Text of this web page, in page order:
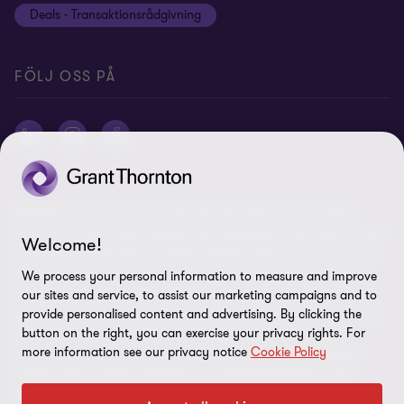
Grant Thornton International Ltd
Deals - Transaktionsrådgivning
FÖLJ OSS PÅ
Grant Thornton avses antingen det varumärke under vilket Grant
Thorntons medlemsföretag tillhandahåller tjänster inom revision,
ekonomi, skatt och rådgivning till sina kunder, eller ett eller flera
medlemsföretag, beroende på sammanhanget. Grant Thornton
Sweden AB är ett medlemsföretag i Grant Thornton International
Ltd (GTIL). GTIL och medlemsföretagen utgör inget globalt
partnerskap. GTIL och varje medlemsföretag utgör en separat
Welcome!
We process your personal information to measure and improve
our sites and service, to assist our marketing campaigns and to
provide personalised content and advertising. By clicking the
button on the right, you can exercise your privacy rights. For
more information see our privacy notice Cookie Policy